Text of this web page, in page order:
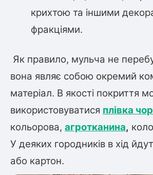
Азіатська груша
Бамбук
Пряні трави
Вівсяниця
Чемерник (морозник)
Рослини що в'ються
Гліцинія (Вістерія)
Жимолость декоративна
Плющ
Клематіс
крихтою та іншими
фракціями.
Як правило, мульча не
вона являє собою окремий
матеріал. В якості покриття
використовуватися плівка
кольорова, агротканина,
У деяких городників в хід
або картон.